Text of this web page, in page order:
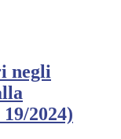
negli
2024)